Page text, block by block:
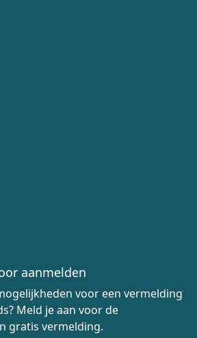
aanmelden
voor een vermelding
Meld je aan voor de
gratis vermelding.